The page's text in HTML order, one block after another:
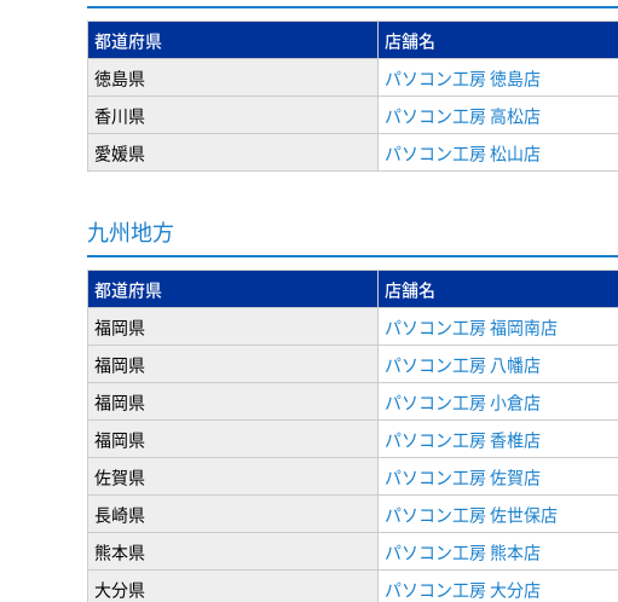
都道府県 店舗名
徳島県
パソコン工房 徳島店
香川県
パソコン工房 高松店
愛媛県
パソコン工房 松山店
九州地方
都道府県 店舗名
福岡県
パソコン工房 福岡南店
福岡県
パソコン工房 八幡店
福岡県
パソコン工房 小倉店
福岡県
パソコン工房 香椎店
佐賀県
パソコン工房 佐賀店
長崎県
パソコン工房 佐世保店
熊本県
パソコン工房 熊本店
大分県
パソコン工房 大分店